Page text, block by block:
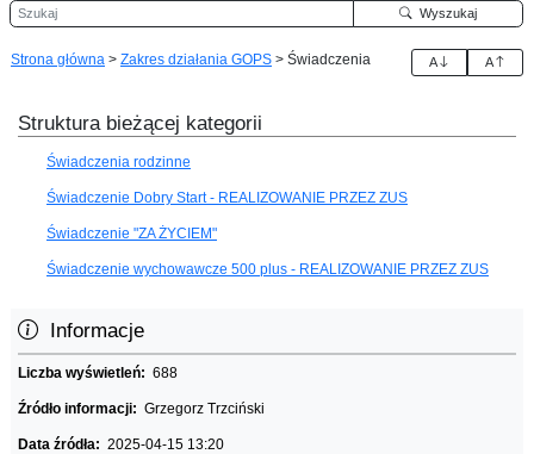
Szukaj Wyszukaj
Strona główna > Zakres działania GOPS > Świadczenia A A
Struktura bieżącej kategorii
Świadczenia rodzinne
Świadczenie Dobry Start - REALIZOWANIE PRZEZ ZUS
Świadczenie "ZA ŻYCIEM"
Świadczenie wychowawcze 500 plus - REALIZOWANIE PRZEZ ZUS
Informacje
Liczba wyświetleń: 688
Źródło informacji: Grzegorz Trzciński
Data źródła: 2025-04-15 13:20